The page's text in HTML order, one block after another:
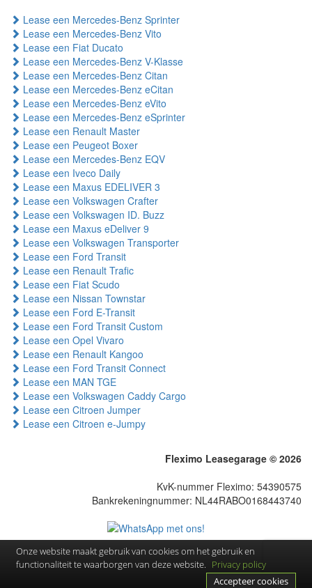
Lease een Mercedes-Benz Sprinter
Lease een Mercedes-Benz Vito
Lease een Fiat Ducato
Lease een Mercedes-Benz V-Klasse
Lease een Mercedes-Benz Citan
Lease een Mercedes-Benz eCitan
Lease een Mercedes-Benz eVito
Lease een Mercedes-Benz eSprinter
Lease een Renault Master
Lease een Peugeot Boxer
Lease een Mercedes-Benz EQV
Lease een Iveco Daily
Lease een Maxus EDELIVER 3
Lease een Volkswagen Crafter
Lease een Volkswagen ID. Buzz
Lease een Maxus eDeliver 9
Lease een Volkswagen Transporter
Lease een Ford Transit
Lease een Renault Trafic
Lease een Fiat Scudo
Lease een Nissan Townstar
Lease een Ford E-Transit
Lease een Ford Transit Custom
Lease een Opel Vivaro
Lease een Renault Kangoo
Lease een Ford Transit Connect
Lease een MAN TGE
Lease een Volkswagen Caddy Cargo
Lease een Citroen Jumper
Lease een Citroen e-Jumpy
Fleximo Leasegarage © 2026
KvK-nummer Fleximo: 54390575
Bankrekeningnummer: NL44RABO0168443740
Onze website maakt gebruik van cookies om het gebruik en
functionaliteit te waarborgen van deze website. Privacy policy
Accepteer cookies